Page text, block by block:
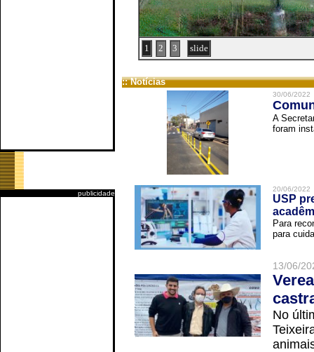
publicidade
1 2 3 slide
:: Notícias
30/06/2022
A
foram
20/06/2022
USP
Para
para
13/06/
No